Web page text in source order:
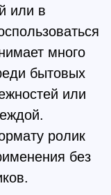
или в
много
бытовых
или
ролик
без